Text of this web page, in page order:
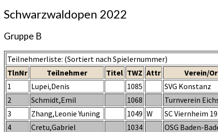
Schwarzwaldopen
2022
Schwarzwaldopen 2022
Gruppe B
Teilnehmerliste: (Sortiert nach Spielernummer)
TlnNr
Teilnehmer Titel TWZ Attr
Verein/
1
Lupei,Denis 1085
SVG Konstanz
2
Schmidt,Emil 1068
Turnverein
3
Zhang,Leonie Yuning 1049 W
SC Viernheim
4
Cretu,Gabriel 1034
OSG Baden-